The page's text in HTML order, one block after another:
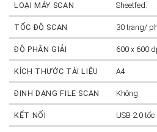
LOẠIMÁY SCAN Sheetfed.
TỐC ĐỘ SCAN 30 trang/
ĐỘ PHÂN GIẢI 600 x 600
KÍCH THƯỚC TÀI LIỆU A4
ĐỊNH DẠNG FILE SCAN Không
KẾT NỐI USB 2.0 tốc